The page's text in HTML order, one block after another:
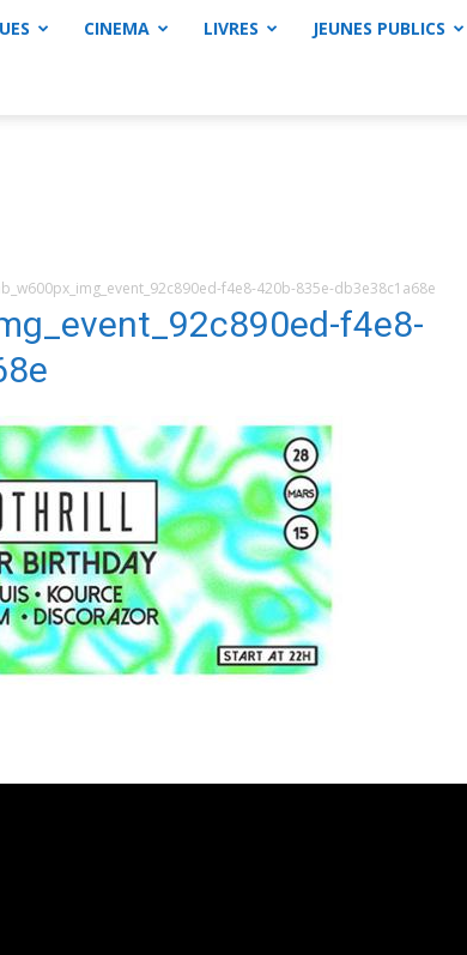
CINEMA LIVRES JEUNES PUBLICS
f4e8-420b-835e-db3e38c1a68e
f4e8-